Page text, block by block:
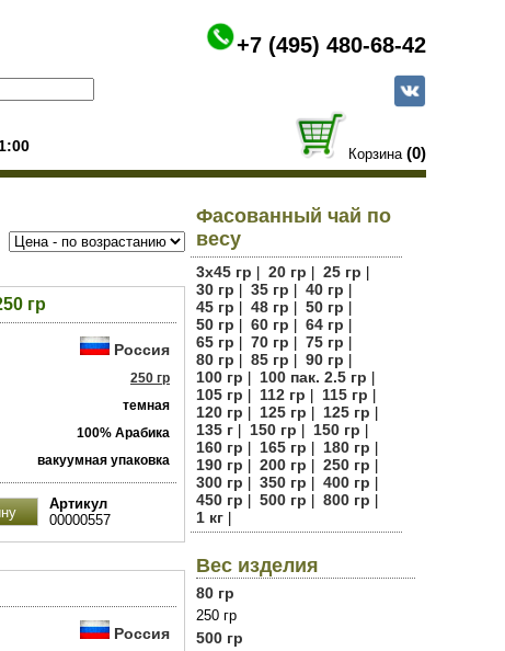
+7 (495) 480-68-42
Корзина (0)
гр
Россия
250 гр
темная
100% Арабика
вакуумная упаковка
Артикул
00000557
Россия
Фасованный чай по
весу
3х45 гр 20 гр 25 гр
30 гр 35 гр 40 гр
45 гр 48 гр 50 гр
50 гр 60 гр 64 гр
65 гр 70 гр 75 гр
80 гр 85 гр 90 гр
100 гр 100 пак. 2.5 гр
105 гр 112 гр 115 гр
120 гр 125 гр 125 гр
135 г 150 гр 150 гр
160 гр 165 гр 180 гр
190 гр 200 гр 250 гр
300 гр 350 гр 400 гр
450 гр 500 гр 800 гр
1 кг
Вес изделия
80 гр
250 гр
500 гр